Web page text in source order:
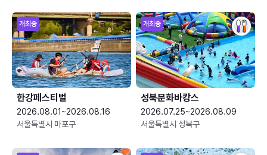
개최중
한강페스티벌
2026.08.01~2026.08.16
서울특별시 마포구
개최중
성북문화바캉스
2026.07.25~2026.08.09
서울특별시 성북구